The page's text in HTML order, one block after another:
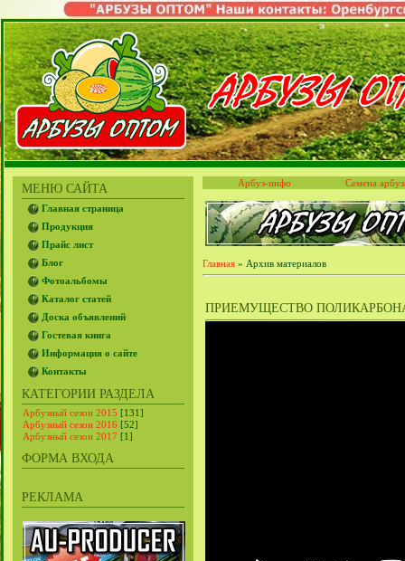
МЕНЮ САЙТА
Главная страница
Продукция
Прайс лист
Блог
Фотоальбомы
Каталог статей
Доска объявлений
Гостевая книга
Информация о сайте
Контакты
КАТЕГОРИИ РАЗДЕЛА
Арбузный сезон 2015 [131]
Арбузный сезон 2016 [52]
Арбузный сезон 2017 [1]
ФОРМА ВХОДА
РЕКЛАМА
Арбуз-инфо Семена
Главная » Архив материалов
ПРИЕМУЩЕСТВО